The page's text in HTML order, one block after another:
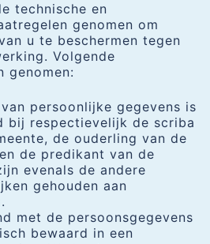
technische en
genomen om
u te beschermen tegen
Volgende
genomen:
persoonlijke gegevens is
bij respectievelijk de scriba
de ouderling van de
de predikant van de
evenals de andere
gehouden aan
met de persoonsgegevens
bewaard in een